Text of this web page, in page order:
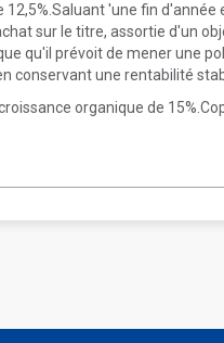
'une fin d'année
sur le titre, assortie d'un
qu'il prévoit de mener une
conservant une rentabilité
organique de